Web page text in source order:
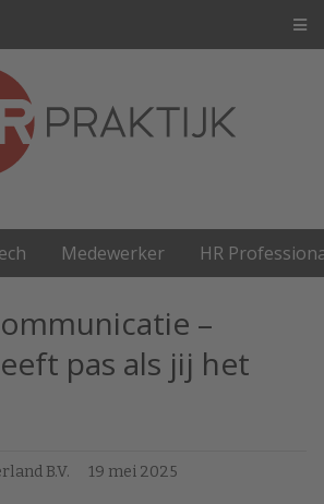
Medewerker HR
–
pas als jij het
B.V. 19 mei 2025